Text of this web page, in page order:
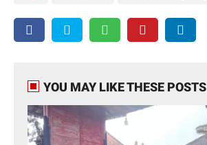
YOU MAY LIKE THESE POSTS